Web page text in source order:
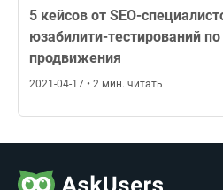
5 кейсов от SEO-
юзабилити-тестирований
продвижения
2021-04-17 • 2 мин. читать